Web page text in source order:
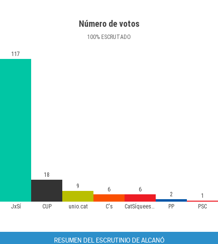
Número de votos
100% ESCRUTADO
JxSí CUP unio.cat C's CatSíqueesPot PP PSC
117
18
9
6 6
2 1
RESUMEN DEL ESCRUTINIO DE ALCANÓ